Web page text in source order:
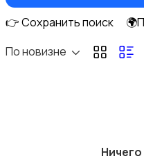
Уход за кожей
👉 Сохранить поиск
По новизне